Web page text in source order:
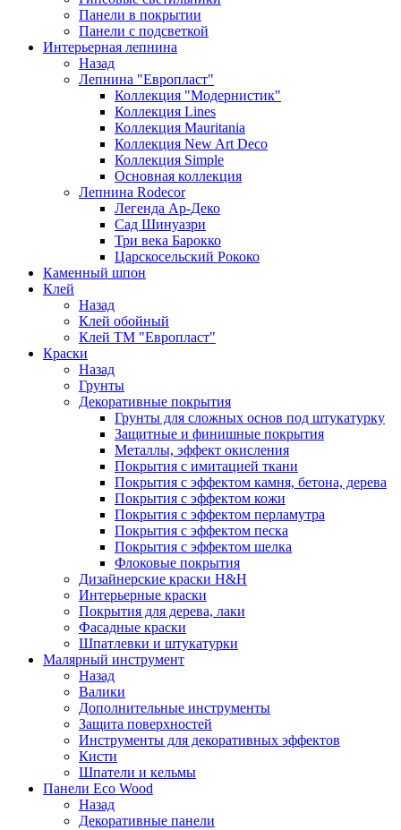
Панели в покрытии
Панели с подсветкой
Интерьерная лепнина
Назад
Лепнина "Европласт"
Коллекция "Модернистик"
Коллекция Lines
Коллекция Mauritania
Коллекция New Art Deco
Коллекция Simple
Основная коллекция
Лепнина Rodecor
Легенда Ар-Деко
Сад Шинуазри
Три века Барокко
Царскосельский Рококо
Каменный шпон
Клей
Назад
Клей обойный
Клей ТМ "Европласт"
Краски
Назад
Грунты
Декоративные покрытия
Грунты для сложных основ под штукатурку
Защитные и финишные покрытия
Металлы, эффект окисления
Покрытия с имитацией ткани
Покрытия с эффектом камня, бетона, дерева
Покрытия с эффектом кожи
Покрытия с эффектом перламутра
Покрытия с эффектом песка
Покрытия с эффектом шелка
Флоковые покрытия
Дизайнерские краски H&H
Интерьерные краски
Покрытия для дерева, лаки
Фасадные краски
Шпатлевки и штукатурки
Малярный инструмент
Назад
Валики
Дополнительные инструменты
Защита поверхностей
Инструменты для декоративных эффектов
Кисти
Шпатели и кельмы
Панели Eco Wood
Назад
Декоративные панели